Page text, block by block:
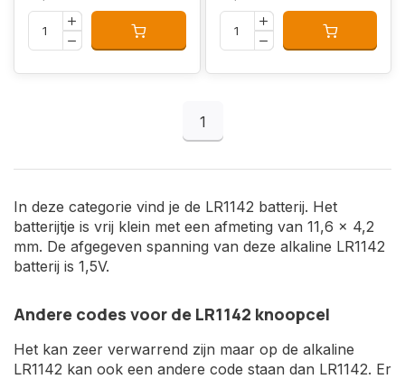
1
In deze categorie vind je de LR1142 batterij. Het
batterijtje is vrij klein met een afmeting van 11,6 x 4,2
mm. De afgegeven spanning van deze alkaline LR1142
batterij is 1,5V.
Andere codes voor de LR1142 knoopcel
Het kan zeer verwarrend zijn maar op de alkaline
LR1142 kan ook een andere code staan dan LR1142. Er